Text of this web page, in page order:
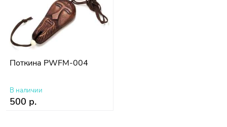
Поткина PWFM-004
В наличии
500 р.